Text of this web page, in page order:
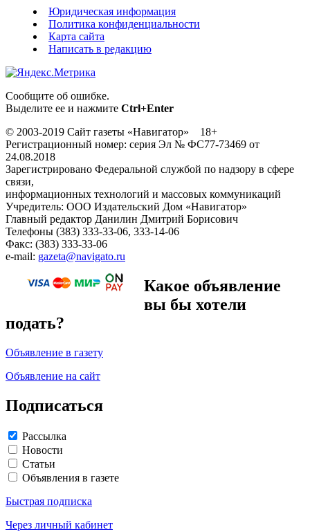
Юридическая информация
Политика конфиденциальности
Карта сайта
Написать в редакцию
Сообщите об ошибке.
Выделите ее и нажмите Ctrl+Enter
© 2003-2019 Сайт газеты «Навигатор» 18+
Регистрационный номер: серия Эл № ФС77-73469 от
24.08.2018
Зарегистрировано Федеральной службой по надзору в сфере
связи,
информационных технологий и массовых коммуникаций
Учредитель: ООО Издательский Дом «Навигатор»
Главный редактор Данилин Дмитрий Борисович
Телефоны (383) 333-33-06, 333-14-06
Факс: (383) 333-33-06
e-mail: gazeta@navigato.ru
Какое объявление
вы бы хотели
подать?
Объявление в газету
Объявление на сайт
Подписаться
Рассылка
Новости
Статьи
Объявления в газете
Быстрая подписка
Через личный кабинет